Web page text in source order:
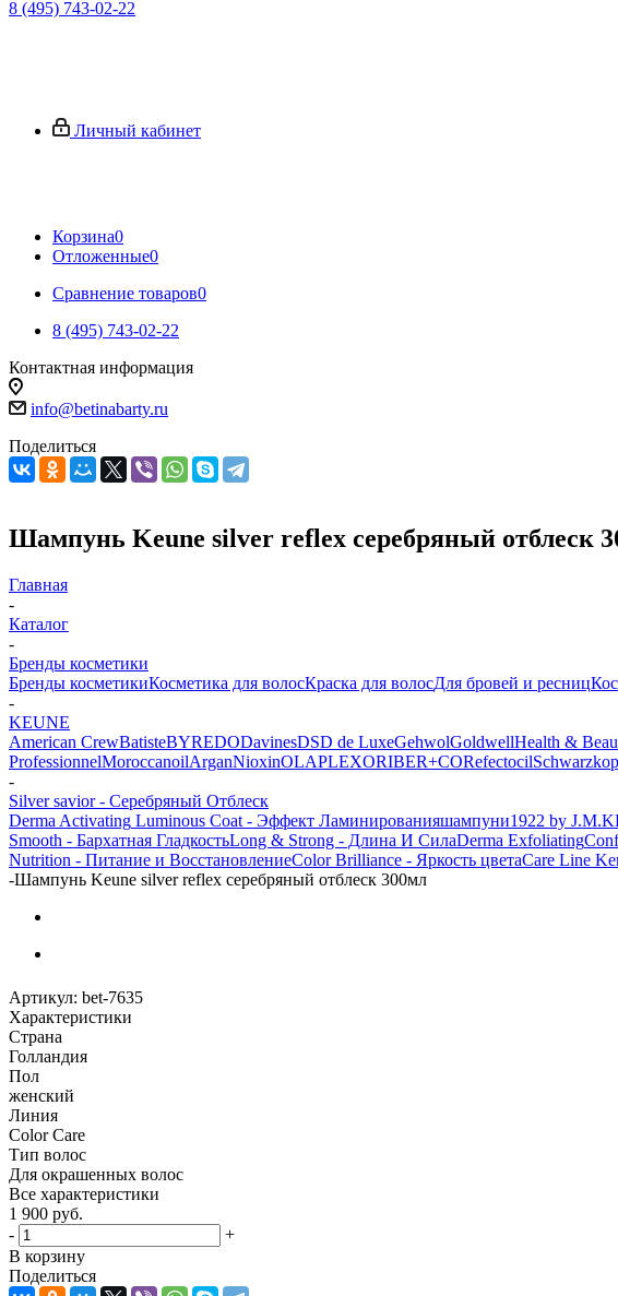
8 (495) 743-02-22
Личный кабинет
Корзина0
Отложенные0
Сравнение товаров0
8 (495) 743-02-22
Контактная информация
info@betinabarty.ru
Поделиться
Шампунь Keune silver reflex серебряный отблеск
Главная
-
Каталог
-
Бренды косметики
Бренды косметикиКосметика для волосКраска для волосДля бровей и ресниц
-
KEUNE
American CrewBatisteBYREDODavinesDSD de LuxeGehwolGoldwellHealth &
ProfessionnelMoroccanoilArganNiохinOLAPLEXORIBER+CORefectocil
-
Silver savior - Серебряный Отблеск
Derma Activating Luminous Coat - Эффект Ламинированияшампуни1922 by
Smooth - Бархатная ГладкостьLong & Strong - Длина И СилаDerma Exfoliating
Nutrition - Питание и ВосстановлениеColor Brilliance - Яркость цветаCare Line
-Шампунь Keune silver reflex серебряный отблеск 300мл
Артикул: bet-7635
Характеристики
Страна
Голландия
Пол
женский
Линия
Color Care
Тип волос
Для окрашенных волос
Все характеристики
1 900 руб.
-
+
В корзину
Поделиться